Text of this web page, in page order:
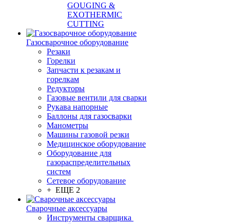
GOUGING &
EXOTHERMIC
CUTTING
Газосварочное оборудование
Резаки
Горелки
Запчасти к резакам и
горелкам
Редукторы
Газовые вентили для сварки
Рукава напорные
Баллоны для газосварки
Манометры
Машины газовой резки
Медицинское оборудование
Оборудование для
газораспределительных
систем
Сетевое оборудование
+ ЕЩЕ 2
Сварочные аксессуары
Инструменты сварщика